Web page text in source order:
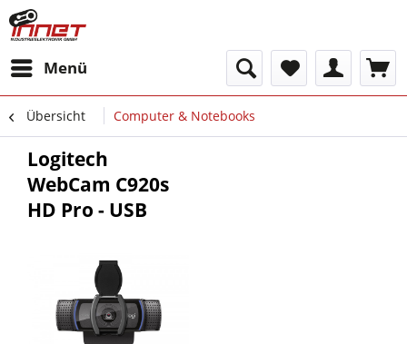
Menü
Übersicht Computer & Notebooks
Logitech
WebCam C920s
HD Pro - USB